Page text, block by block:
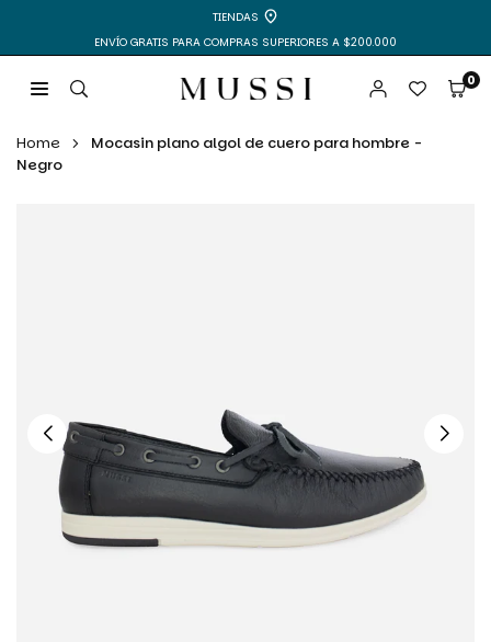
al
contenido
TIENDAS
ENVÍO GRATIS PARA COMPRAS SUPERIORES A $200.000
MUSSI
|
ZAPATOS
0
Home
Mocasin plano algol de cuero para hombre -
Negro